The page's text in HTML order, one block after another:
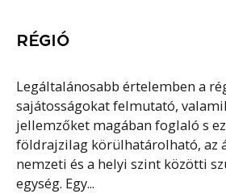
RÉGIÓ
Legáltalánosabb értelemben a
sajátosságokat felmutató,
jellemzőket magában foglaló s
földrajzilag körülhatárolható, az
nemzeti és a helyi szint közötti
egység. Egy...